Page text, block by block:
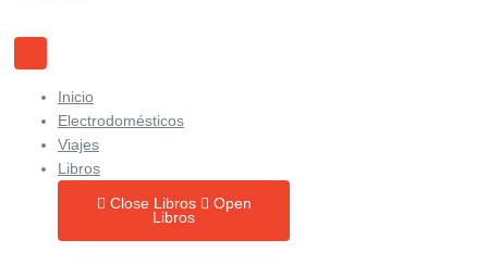
Inicio
Electrodomésticos
Viajes
Libros
Close Libros
Open
Libros